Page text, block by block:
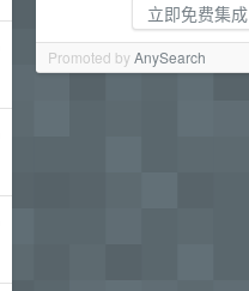
立即免费集成
Promoted byAnySearch